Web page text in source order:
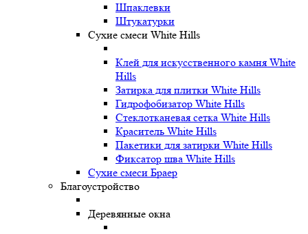
Шпаклевки
Штукатурки
Сухие смеси White Hills
Клей для искусственного камня White
Hills
Затирка для плитки White Hills
Гидрофобизатор White Hills
Стеклотканевая сетка White Hills
Краситель White Hills
Пакетики для затирки White Hills
Фиксатор шва White Hills
Сухие смеси Браер
Благоустройство
Деревянные окна